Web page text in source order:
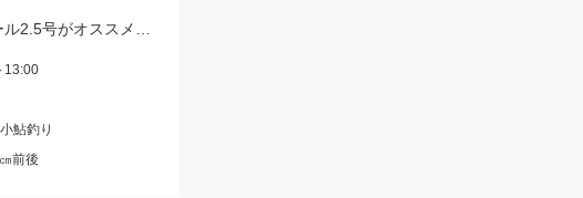
13:00
鮎釣り
前後